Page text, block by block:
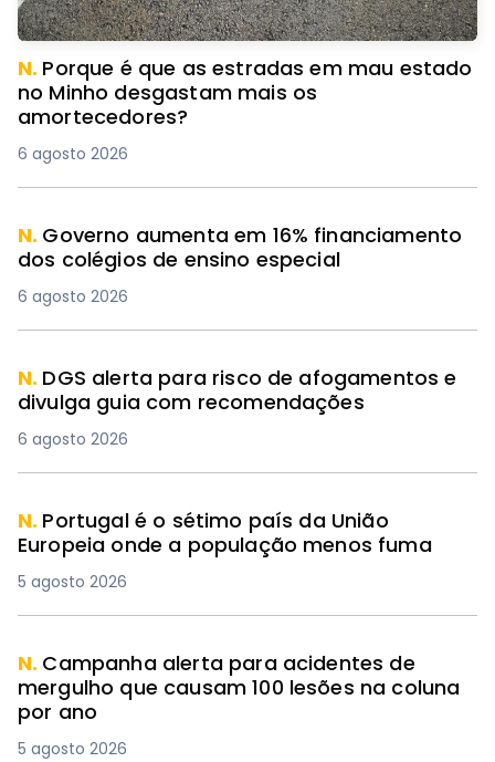
N. Porque é que as estradas em mau estado
no Minho desgastam mais os
amortecedores?
6 agosto 2026
N. Governo aumenta em 16% financiamento
dos colégios de ensino especial
6 agosto 2026
N. DGS alerta para risco de afogamentos e
divulga guia com recomendações
6 agosto 2026
N. Portugal é o sétimo país da União
Europeia onde a população menos fuma
5 agosto 2026
N. Campanha alerta para acidentes de
mergulho que causam 100 lesões na coluna
por ano
5 agosto 2026